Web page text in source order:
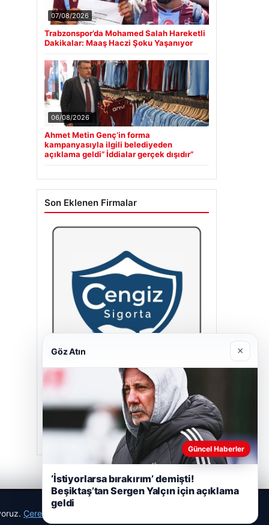
07/08/2026
Trabzonspor’da Mohamed Salah Hareketli
Dakikalar: Maaş Haczi Şoku Yaşanıyor
06/08/2026
Ahmet Metin Genç’in forma
kampanyasıyla ilgili belediyeden
açıklama geldi” İddialar gerçek dışıdır”
Son Eklenen Firmalar
23/06/2026
Çerez Politikamız
Göz Atın ×
Güncel Haberler
‘İstiyorlarsa bırakırım’ demişti!
Beşiktaş’tan Sergen Yalçın için açıklama
geldi